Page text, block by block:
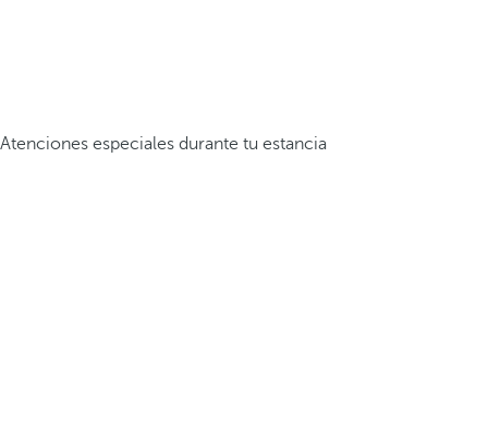
Atenciones especiales durante tu estancia